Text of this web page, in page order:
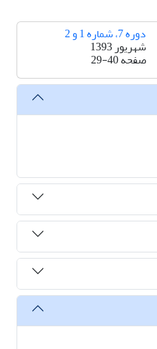
دوره 7، شماره 1 و 2
شهریور 1393
صفحه29-40